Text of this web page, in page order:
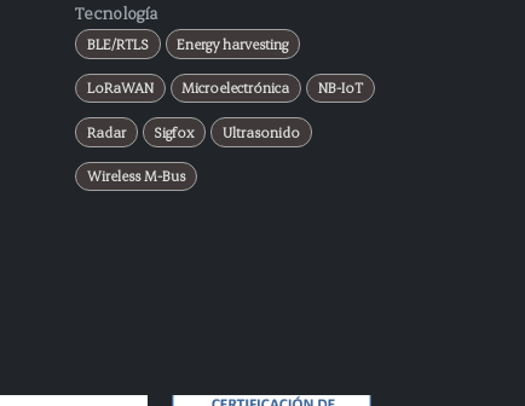
Tecnología
BLE/RTLS Energy harvesting
LoRaWAN Microelectrónica NB-IoT
Radar Sigfox Ultrasonido
Wireless M-Bus